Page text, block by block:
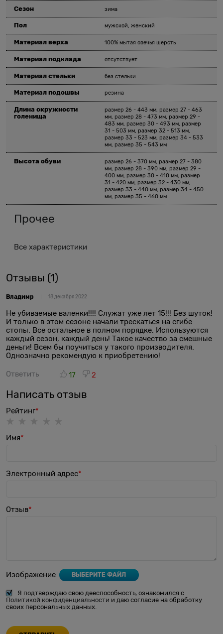
Сезон зима
Пол мужской, женский
Материал верха 100% мытая овечья шерсть
Материал подклада отсутствует
Материал стельки без стельки
Материал подошвы резина
Длина окружности
голенища
размер 26 - 443 мм, размер 27 - 463
мм, размер 28 - 473 мм, размер 29 -
483 мм, размер 30 - 493 мм, размер
31 - 503 мм, размер 32 - 513 мм,
размер 33 - 523 мм, размер 34 - 533
мм, размер 35 - 543 мм
Высота обуви
размер 26 - 370 мм, размер 27 - 380
мм, размер 28 - 390 мм, размер 29 -
400 мм, размер 30 - 410 мм, размер
31 - 420 мм, размер 32 - 430 мм,
размер 33 - 440 мм, размер 34 - 450
мм, размер 35 - 460 мм
Прочее
Все характеристики
Отзывы (1)
Владимр 18 декабря 2022
Не убиваемые валенки!!!! Служат уже лет 15!!! Без шуток!
И только в этом сезоне начали трескаться на сгибе
стопы. Все остальное в полном порядке. Используются
каждый сезон, каждый день! Такое качество за смешные
деньги! Всем бы поучиться у такого производителя.
Однозначно рекомендую к приобретению!
Ответить 17 2
Написать отзыв
Рейтинг
Имя
Электронный адрес
Отзыв
Изображение ВЫБЕРИТЕ ФАЙЛ
Я подтверждаю свою дееспособность, ознакомился с
Политикой конфиденциальности и даю согласие на обработку
своих персональных данных.